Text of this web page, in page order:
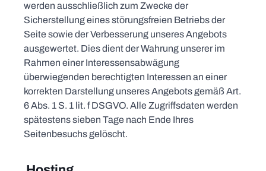
werden ausschließlich zum Zwecke der
Sicherstellung eines störungsfreien Betriebs der
Seite sowie der Verbesserung unseres Angebots
ausgewertet. Dies dient der Wahrung unserer im
Rahmen einer Interessensabwägung
überwiegenden berechtigten Interessen an einer
korrekten Darstellung unseres Angebots gemäß Art.
6 Abs. 1 S. 1 lit. f DSGVO. Alle Zugriffsdaten werden
spätestens sieben Tage nach Ende Ihres
Seitenbesuchs gelöscht.